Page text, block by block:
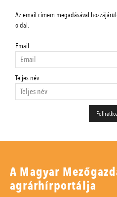
Az email címem megadásával
oldal.
Email
Teljes név
A Magyar
agrárhírportálja